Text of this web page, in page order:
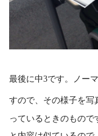
最後に中3です。ノー
すので、その様子を写
っているときのもの